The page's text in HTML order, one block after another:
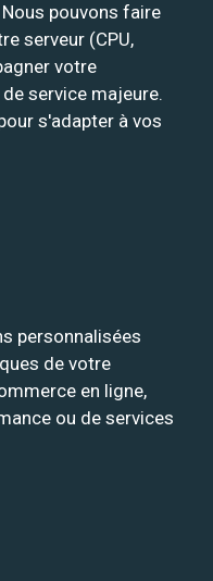
pouvons faire
serveur (CPU,
votre
service majeure.
s'adapter à vos
personnalisées
de votre
en ligne,
ou de services